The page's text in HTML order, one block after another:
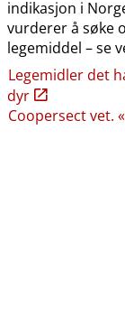
indikasjon i
vurderer å søke
legemiddel – se
Legemidler det
dyr
Coopersect vet.